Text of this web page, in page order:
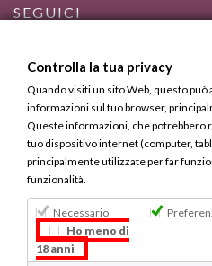
SEGUICI
Bevi
Copyright © 2013 - 2025
Controlla la tua privacy
Quando visiti un sito Web, questo
informazioni sul tuo browser,
Queste informazioni, che potrebbero
tuo dispositivo internet (computer,
principalmente utilizzate per far
funzionalità.
Necessario
Ho meno di
18 anni